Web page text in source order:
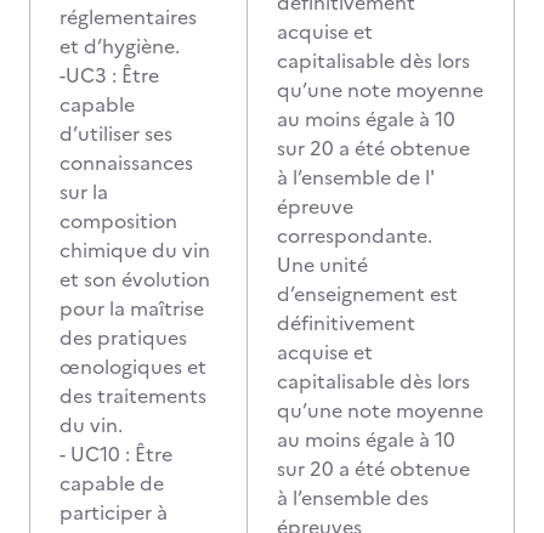
réglementaires
et d’hygiène.
-UC3 : Être
capable
d’utiliser ses
connaissances
sur la
composition
chimique du vin
et son évolution
pour la maîtrise
des pratiques
œnologiques et
des traitements
du vin.
- UC10 : Être
capable de
participer à
acquise et
capitalisable dès lors
qu’une note moyenne
au moins égale à 10
sur 20 a été obtenue
à l’ensemble de l'
épreuve
correspondante.
Une unité
d’enseignement est
définitivement
acquise et
capitalisable dès lors
qu’une note moyenne
au moins égale à 10
sur 20 a été obtenue
à l’ensemble des
épreuves